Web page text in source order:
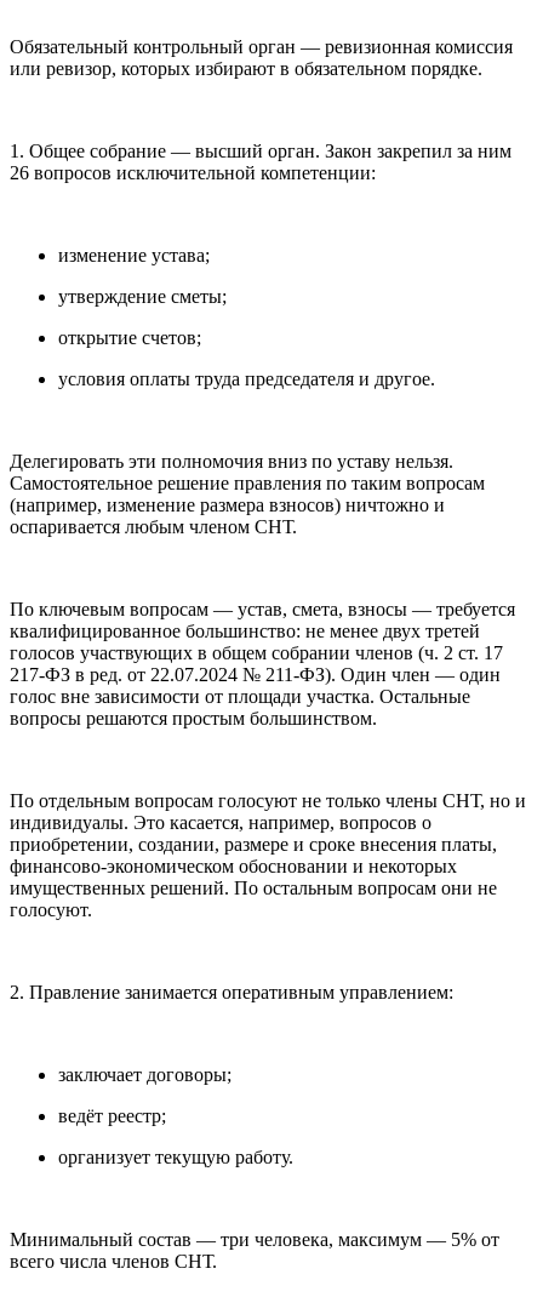
Обязательный контрольный орган — ревизионная комиссия
или ревизор, которых избирают в обязательном порядке.
1. Общее собрание — высший орган. Закон закрепил за ним
26 вопросов исключительной компетенции:
изменение устава;
утверждение сметы;
открытие счетов;
условия оплаты труда председателя и другое.
Делегировать эти полномочия вниз по уставу нельзя.
Самостоятельное решение правления по таким вопросам
(например, изменение размера взносов) ничтожно и
оспаривается любым членом СНТ.
По ключевым вопросам — устав, смета, взносы — требуется
квалифицированное большинство: не менее двух третей
голосов участвующих в общем собрании членов (ч. 2 ст. 17
217-ФЗ в ред. от 22.07.2024 № 211-ФЗ). Один член — один
голос вне зависимости от площади участка. Остальные
вопросы решаются простым большинством.
По отдельным вопросам голосуют не только члены СНТ, но и
индивидуалы. Это касается, например, вопросов о
приобретении, создании, размере и сроке внесения платы,
финансово-экономическом обосновании и некоторых
имущественных решений. По остальным вопросам они не
голосуют.
2. Правление занимается оперативным управлением:
заключает договоры;
ведёт реестр;
организует текущую работу.
Минимальный состав — три человека, максимум — 5% от
всего числа членов СНТ.